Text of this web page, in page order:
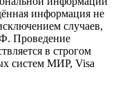
информация не
случаев,
Проведение
в строгом
систем МИР, Visa